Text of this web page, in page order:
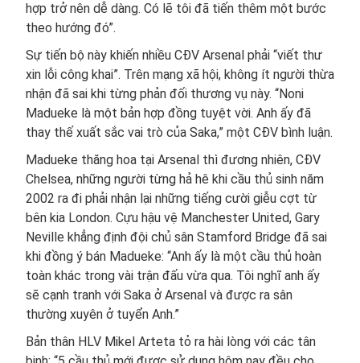
hợp trở nên dễ dàng. Có lẽ tôi đã tiến thêm một bước
theo hướng đó”.
Sự tiến bộ này khiến nhiều CĐV Arsenal phải “viết thư
xin lỗi công khai”. Trên mạng xã hội, không ít người thừa
nhận đã sai khi từng phản đối thương vụ này. “Noni
Madueke là một bản hợp đồng tuyệt vời. Anh ấy đã
thay thế xuất sắc vai trò của Saka,” một CĐV bình luận.
Madueke thăng hoa tại Arsenal thì đương nhiên, CĐV
Chelsea, những người từng hả hê khi cầu thủ sinh năm
2002 ra đi phải nhận lại những tiếng cười giễu cợt từ
bên kia London. Cựu hậu vệ Manchester United, Gary
Neville khẳng định đội chủ sân Stamford Bridge đã sai
khi đồng ý bán Madueke: “Anh ấy là một cầu thủ hoàn
toàn khác trong vài trận đấu vừa qua. Tôi nghĩ anh ấy
sẽ cạnh tranh với Saka ở Arsenal và được ra sân
thường xuyên ở tuyển Anh.”
Bản thân HLV Mikel Arteta tỏ ra hài lòng với các tân